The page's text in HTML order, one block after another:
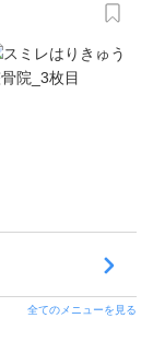
全てのメニューを見る